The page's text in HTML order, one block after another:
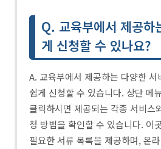
Q. 교육부에서 제공하
게 신청할 수 있나요?
A. 교육부에서 제공하는 다양한 서
쉽게 신청할 수 있습니다. 상단 메
클릭하시면 제공되는 각종 서비스
청 방법을 확인할 수 있습니다. 이
필요한 서류 목록을 제공하며, 온